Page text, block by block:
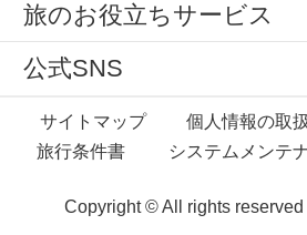
旅のお役立ちサービス
公式SNS
サイトマップ 個人情報の取扱
旅行条件書
システムメンテ
Copyright © All rights reserved